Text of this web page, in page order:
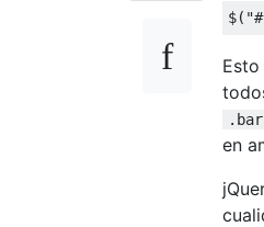
$(
.bar
en